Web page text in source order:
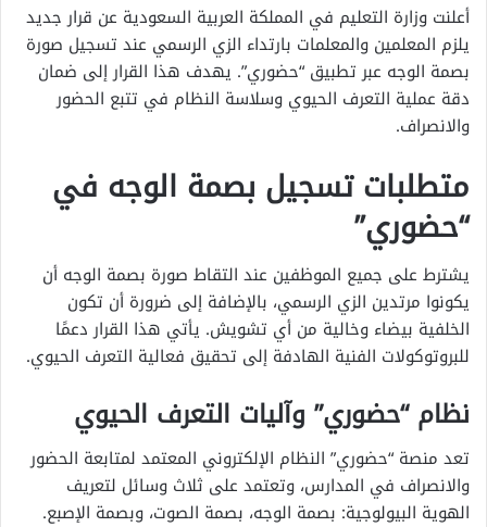
أعلنت وزارة التعليم في المملكة العربية السعودية عن قرار جديد
يلزم المعلمين والمعلمات بارتداء الزي الرسمي عند تسجيل صورة
بصمة الوجه عبر تطبيق “حضوري”. يهدف هذا القرار إلى ضمان
دقة عملية التعرف الحيوي وسلاسة النظام في تتبع الحضور
والانصراف.
متطلبات تسجيل بصمة الوجه في
“حضوري”
يشترط على جميع الموظفين عند التقاط صورة بصمة الوجه أن
يكونوا مرتدين الزي الرسمي، بالإضافة إلى ضرورة أن تكون
الخلفية بيضاء وخالية من أي تشويش. يأتي هذا القرار دعمًا
للبروتوكولات الفنية الهادفة إلى تحقيق فعالية التعرف الحيوي.
نظام “حضوري” وآليات التعرف الحيوي
تعد منصة “حضوري” النظام الإلكتروني المعتمد لمتابعة الحضور
والانصراف في المدارس، وتعتمد على ثلاث وسائل لتعريف
الهوية البيولوجية: بصمة الوجه، بصمة الصوت، وبصمة الإصبع.